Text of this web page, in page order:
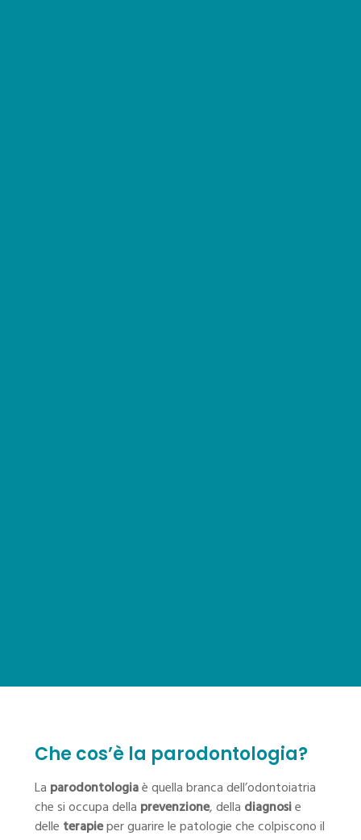
Che cos’è la parodontologia?
La parodontologiaè quella branca dell’odontoiatria
che si occupa della prevenzione, della diagnosie
delle terapieper guarire le patologie che colpiscono il